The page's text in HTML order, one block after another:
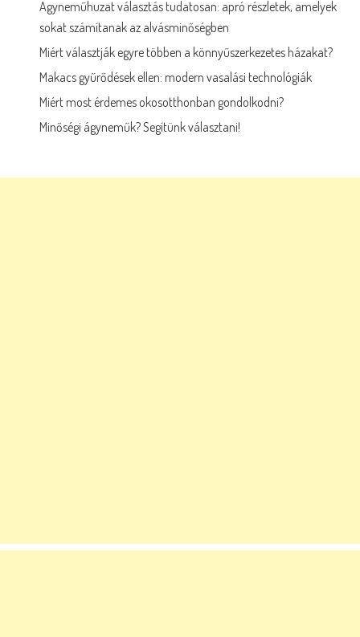
Ágyneműhuzat választás tudatosan: apró részletek, amelyek
sokat számítanak az alvásminőségben
Miért választják egyre többen a könnyűszerkezetes házakat?
Makacs gyűrődések ellen: modern vasalási technológiák
Miért most érdemes okosotthonban gondolkodni?
Minőségi ágyneműk? Segítünk választani!